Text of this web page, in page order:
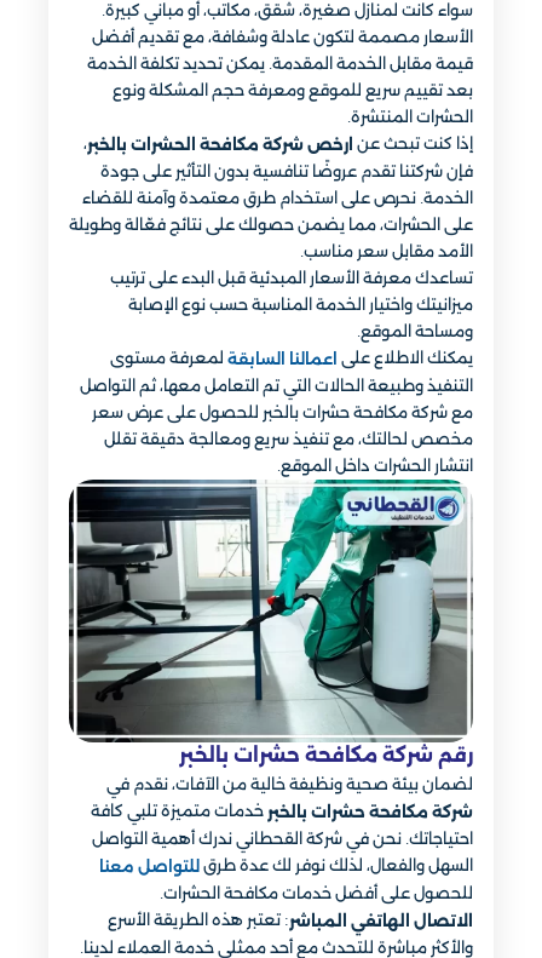
سواء كانت لمنازل صغيرة، شقق، مكاتب، أو مباني كبيرة.
الأسعار مصممة لتكون عادلة وشفافة، مع تقديم أفضل
قيمة مقابل الخدمة المقدمة. يمكن تحديد تكلفة الخدمة
بعد تقييم سريع للموقع ومعرفة حجم المشكلة ونوع
الحشرات المنتشرة.
إذا كنت تبحث عن ارخص شركة مكافحة الحشرات بالخبر،
فإن شركتنا تقدم عروضًا تنافسية بدون التأثير على جودة
الخدمة. نحرص على استخدام طرق معتمدة وآمنة للقضاء
على الحشرات، مما يضمن حصولك على نتائج فعّالة وطويلة
الأمد مقابل سعر مناسب.
تساعدك معرفة الأسعار المبدئية قبل البدء على ترتيب
ميزانيتك واختيار الخدمة المناسبة حسب نوع الإصابة
ومساحة الموقع.
يمكنك الاطلاع على اعمالنا السابقة لمعرفة مستوى
التنفيذ وطبيعة الحالات التي تم التعامل معها، ثم التواصل
مع شركة مكافحة حشرات بالخبر للحصول على عرض سعر
مخصص لحالتك، مع تنفيذ سريع ومعالجة دقيقة تقلل
انتشار الحشرات داخل الموقع.
رقم شركة مكافحة حشرات بالخبر​
لضمان بيئة صحية ونظيفة خالية من الآفات، نقدم في
شركة مكافحة حشرات بالخبر خدمات متميزة تلبي كافة
احتياجاتك. نحن في شركة القحطاني ندرك أهمية التواصل
السهل والفعال، لذلك نوفر لك عدة طرق للتواصل معنا
للحصول على أفضل خدمات مكافحة الحشرات.
الاتصال الهاتفي المباشر: تعتبر هذه الطريقة الأسرع
والأكثر مباشرة للتحدث مع أحد ممثلي خدمة العملاء لدينا.